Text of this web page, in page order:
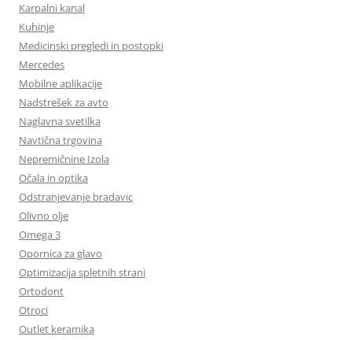
Karpalni kanal
Kuhinje
Medicinski pregledi in postopki
Mercedes
Mobilne aplikacije
Nadstrešek za avto
Naglavna svetilka
Navtična trgovina
Nepremičnine Izola
Očala in optika
Odstranjevanje bradavic
Olivno olje
Omega 3
Opornica za glavo
Optimizacija spletnih strani
Ortodont
Otroci
Outlet keramika